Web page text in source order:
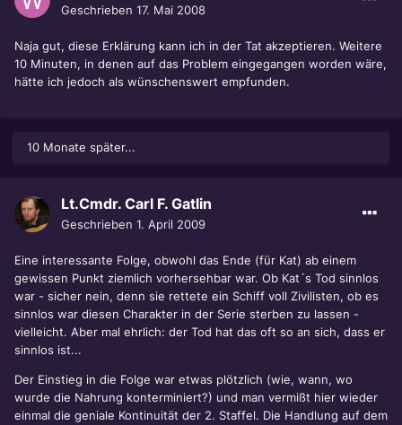
Geschrieben 17. Mai 2008
Naja gut, diese Erklärung kann ich in der Tat akzeptieren. Weitere
10 Minuten, in denen auf das Problem eingegangen worden wäre,
hätte ich jedoch als wünschenswert empfunden.
10 Monate später...
Lt.Cmdr. Carl F. Gatlin
Geschrieben 1. April 2009
Eine interessante Folge, obwohl das Ende (für Kat) ab einem
gewissen Punkt ziemlich vorhersehbar war. Ob Kat´s Tod sinnlos
war - sicher nein, denn sie rettete ein Schiff voll Zivilisten, ob es
sinnlos war diesen Charakter in der Serie sterben zu lassen -
vielleicht. Aber mal ehrlich: der Tod hat das oft so an sich, dass er
sinnlos ist...
Der Einstieg in die Folge war etwas plötzlich (wie, wann, wo
wurde die Nahrung konterminiert?) und man vermißt hier wieder
einmal die geniale Kontinuität der 2. Staffel. Die Handlung auf dem